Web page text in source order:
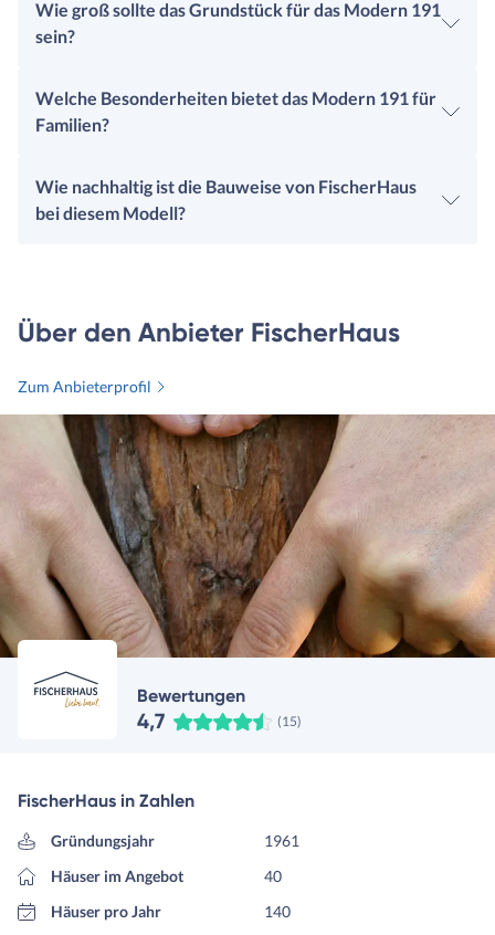
Wie groß sollte das Grundstück für das Modern 191
sein?
Welche Besonderheiten bietet das Modern 191 für
Familien?
Wie nachhaltig ist die Bauweise von FischerHaus
bei diesem Modell?
Über den Anbieter FischerHaus
Zum Anbieterprofil
Bewertungen
4,7 (15)
FischerHaus in Zahlen
Gründungsjahr
1961
Häuser im Angebot
40
Häuser pro Jahr
140